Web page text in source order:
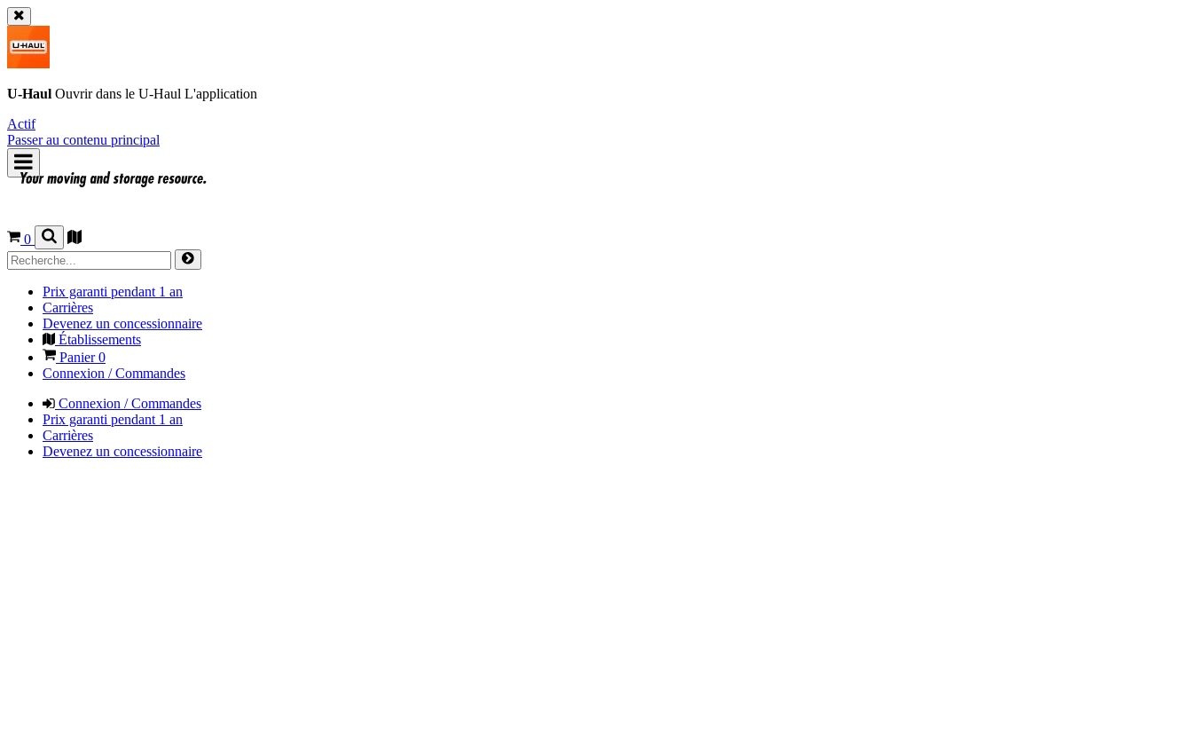
U-Haul Ouvrir dans le U-Haul L'application
Actif
Passer au contenu principal
0
Prix garanti pendant 1 an
Carrières
Devenez un concessionnaire
Établissements
Panier0
Connexion / Commandes
Connexion / Commandes
Prix garanti pendant 1 an
Carrières
Devenez un concessionnaire